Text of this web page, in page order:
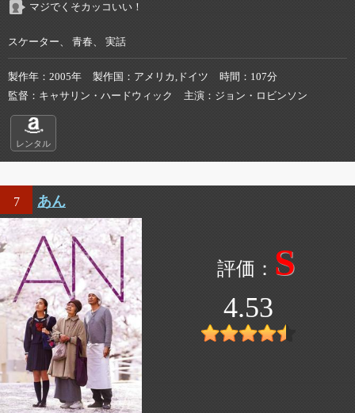
マジでくそカッコいい！
スケーター、 青春、 実話
製作年 2005年 製作国 アメリカ,ドイツ 時間
107分
監督
キャサリン・ハードウィック 主演 ジョン・ロビンソン
レンタル
7 あん
S
4.53